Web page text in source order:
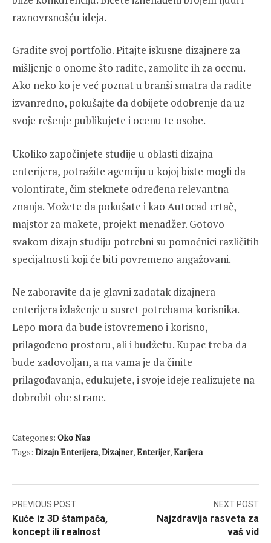
raznovrsnošću ideja.
Gradite svoj portfolio. Pitajte iskusne dizajnere za
mišljenje o onome što radite, zamolite ih za ocenu.
Ako neko ko je već poznat u branši smatra da radite
izvanredno, pokušajte da dobijete odobrenje da uz
svoje rešenje publikujete i ocenu te osobe.
Ukoliko započinjete studije u oblasti dizajna
enterijera, potražite agenciju u kojoj biste mogli da
volontirate, čim steknete određena relevantna
znanja. Možete da pokušate i kao Autocad crtač,
majstor za makete, projekt menadžer. Gotovo
svakom dizajn studiju potrebni su pomoćnici različitih
specijalnosti koji će biti povremeno angažovani.
Ne zaboravite da je glavni zadatak dizajnera
enterijera izlaženje u susret potrebama korisnika.
Lepo mora da bude istovremeno i korisno,
prilagođeno prostoru, ali i budžetu. Kupac treba da
bude zadovoljan, a na vama je da činite
prilagođavanja, edukujete, i svoje ideje realizujete na
dobrobit obe strane.
Categories: Oko Nas
Tags: Dizajn Enterijera,Dizajner,Enterijer,Karijera
Post
navigation
PREVIOUS POST
Kuće iz 3D štampača,
koncept ili realnost
NEXT POST
Najzdravija rasveta za
vaš vid